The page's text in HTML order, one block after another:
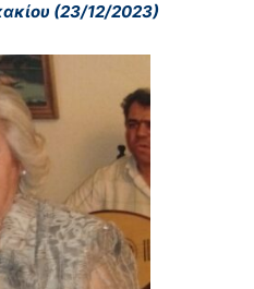
(23/12/2023)